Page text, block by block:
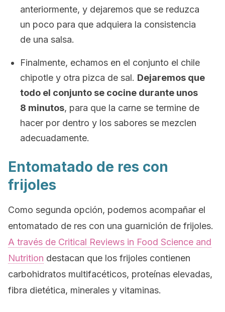
anteriormente, y dejaremos que se reduzca
un poco para que adquiera la consistencia
de una salsa.
Finalmente, echamos en el conjunto el chile
chipotle y otra pizca de sal. Dejaremos que
todo el conjunto se cocine durante unos
8 minutos, para que la carne se termine de
hacer por dentro y los sabores se mezclen
adecuadamente.
Entomatado de res con
frijoles
Como segunda opción, podemos acompañar el
entomatado de res con una guarnición de frijoles.
A través de Critical Reviews in Food Science and
Nutrition destacan que los frijoles contienen
carbohidratos multifacéticos, proteínas elevadas,
fibra dietética, minerales y vitaminas.